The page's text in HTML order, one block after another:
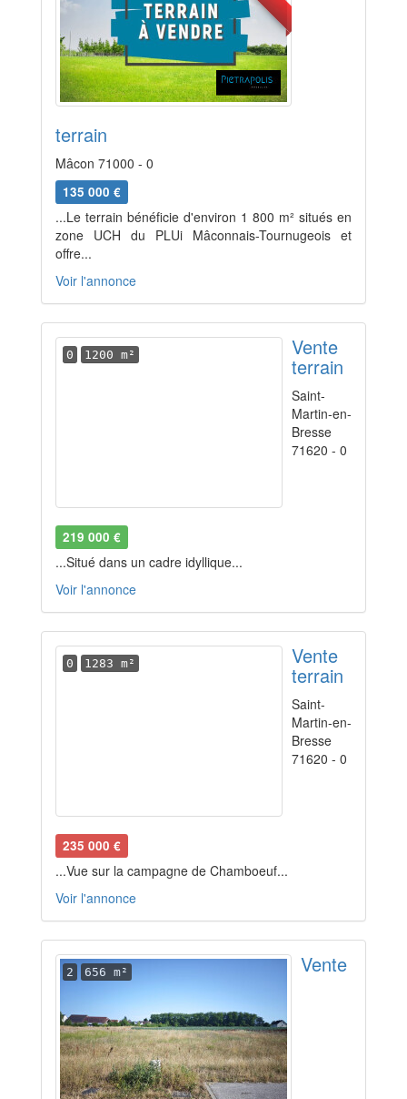
terrain
Mâcon 71000 - 0
135 000 €
...Le terrain bénéficie d'environ 1 800 m² situés en
zone UCH du PLUi Mâconnais-Tournugeois et
offre...
Voir l'annonce
0 1200 m² Vente
terrain
Saint-
Martin-en-
Bresse
71620 - 0
219 000 €
...Situé dans un cadre idyllique...
Voir l'annonce
0 1283 m² Vente
terrain
Saint-
Martin-en-
Bresse
71620 - 0
235 000 €
...Vue sur la campagne de Chamboeuf...
Voir l'annonce
2 656 m² Vente